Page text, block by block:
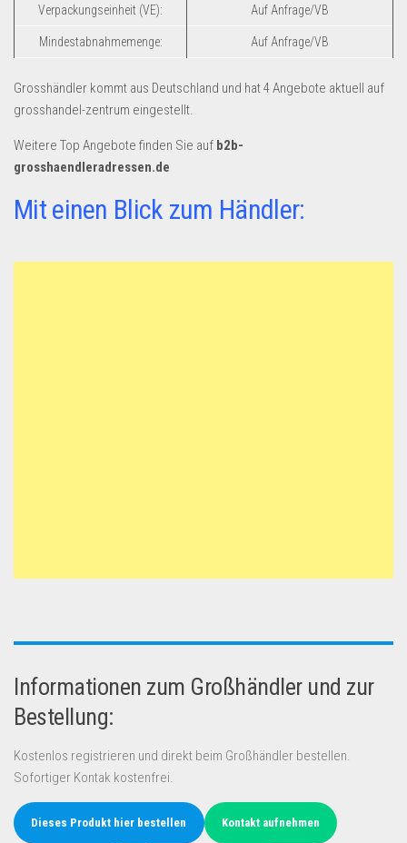
Verpackungseinheit (VE): Auf Anfrage/VB
Mindestabnahmemenge: Auf Anfrage/VB
Grosshändler kommt aus Deutschland und hat 4 Angebote aktuell auf
grosshandel-zentrum eingestellt.
Weitere Top Angebote finden Sie auf b2b-
grosshaendleradressen.de
Mit einen Blick zum Händler:
Informationen zum Großhändler und zur
Bestellung:
Kostenlos registrieren und direkt beim Großhändler bestellen.
Sofortiger Kontak kostenfrei.
Dieses Produkt hier bestellen Kontakt aufnehmen